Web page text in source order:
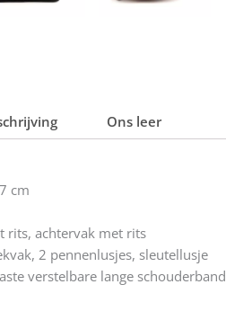
Ons leer
cm
rits, achtervak met rits
2 pennenlusjes, sleutellusje
verstelbare lange schouderband